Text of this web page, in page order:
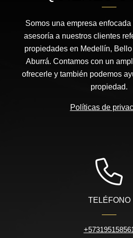
Somos una empresa
asesoría a nuestros clientes
propiedades en Medellín,
Aburrá. Contamos con un
ofrecerle y también podemos
propiedad.
Políticas de
TELÉFONO